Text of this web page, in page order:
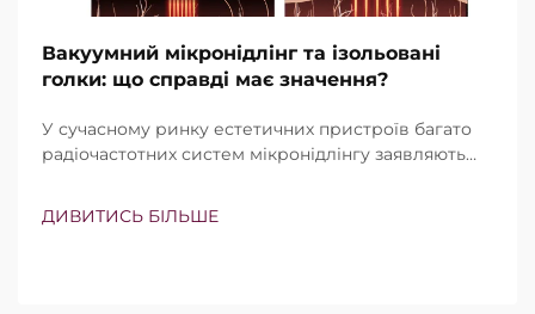
Вакуумний мікронідлінг та ізольовані
голки: що справді має значення?
У сучасному ринку естетичних пристроїв багато
радіочастотних систем мікронідлінгу заявляють
в тому, чи існують ці функції, а в тому, наскільки
ДИВИТИСЬ БІЛЬШЕ